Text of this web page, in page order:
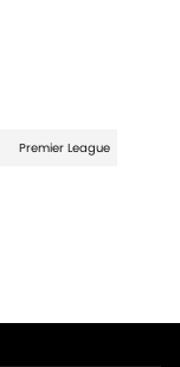
Premier League